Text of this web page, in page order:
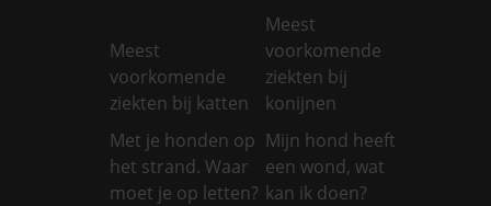
Meest
voorkomende
ziekten bij katten
Meest
voorkomende
ziekten bij
konijnen
Met je honden op
het strand. Waar
moet je op letten?
Mijn hond heeft
een wond, wat
kan ik doen?